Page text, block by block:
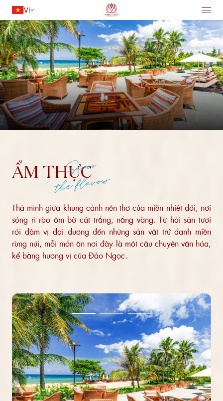
Quay lại
Người lớn
1
Trẻ em
0
VI
TRANG CHỦ
LƯU TRÚ
ẨM THỰC
TIỆN ÍCH
DỊCH VỤ
HỘI NGHỊ VÀ TIỆC CƯỚI
ƯU ĐÃI
ĐIỂM ĐẾN
ẨM THỰC
Savor
the flavors
Thả mình giữa khung cảnh nên thơ của miền nhiệt đới, nơi
sóng rì rào ôm bờ cát trắng, nắng vàng. Từ hải sản tươi
rói đậm vị đại dương đến những sản vật trứ danh miền
rừng núi, mỗi món ăn nơi đây là một câu chuyện văn hóa,
kể bằng hương vị của Đảo Ngọc.